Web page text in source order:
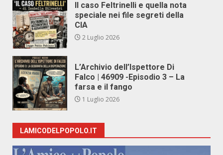
Il caso Feltrinelli e quella nota
speciale nei file segreti della
CIA
2 Luglio 2026
L’Archivio dell’Ispettore Di
Falco | 46909 -Episodio 3 – La
farsa e il fango
1 Luglio 2026
LAMICODELPOPOLO.IT